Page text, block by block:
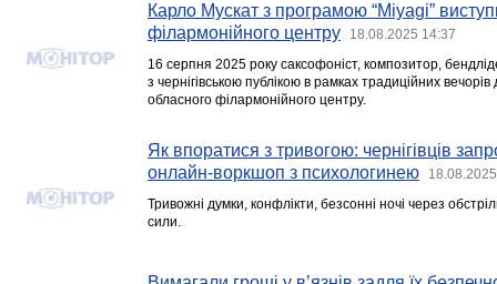
Карло Мускат з програмою “Miyagi”
філармонійного центру
18.08.2025 14:37
16 серпня 2025 року саксофоніст, композитор,
з чернігівською публікою в рамках традиційних
обласного філармонійного центру.
Як впоратися з тривогою: чернігівців
онлайн-воркшоп з психологинею
Тривожні думки, конфлікти, безсонні ночі через
сили.